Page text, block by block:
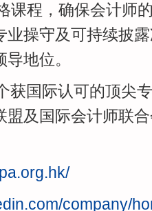
课程，确保会计师
业操守及可持续披
地位。
获国际认可的顶尖
盟及国际会计师联
company/